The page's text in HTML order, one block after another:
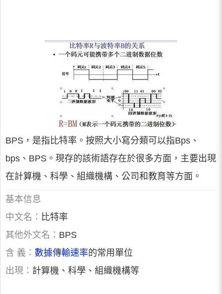
BPS，是指比特率。按照大小寫分類可以指Bps、
bps、BPS。現存的該術語存在於很多方面，主要出現
在計算機、科學、組織機構、公司和教育等方面。
基本信息
中文名： 比特率
其他外文名： BPS
含 義： 數據傳輸速率的常用單位
出現： 計算機、科學、組織機構等